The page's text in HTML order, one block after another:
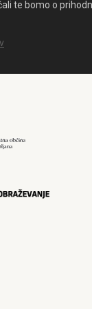
te bomo o